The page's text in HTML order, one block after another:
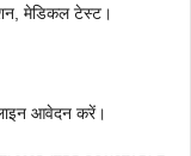
मेडिकल टेस्ट।
आवेदन करें।